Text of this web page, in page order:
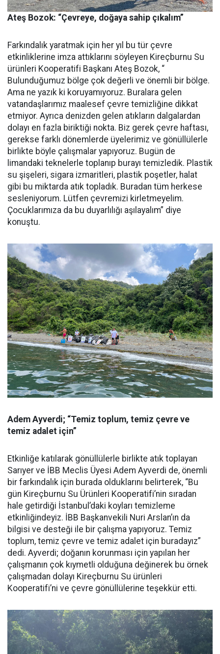
Ateş Bozok: “Çevreye, doğaya sahip çıkalım”
Farkındalık yaratmak için her yıl bu tür çevre
etkinliklerine imza attıklarını söyleyen Kireçburnu Su
ürünleri Kooperatifi Başkanı Ateş Bozok, “
Bulunduğumuz bölge çok değerli ve önemli bir bölge.
Ama ne yazık ki koruyamıyoruz. Buralara gelen
vatandaşlarımız maalesef çevre temizliğine dikkat
etmiyor. Ayrıca denizden gelen atıkların dalgalardan
dolayı en fazla biriktiği nokta. Biz gerek çevre haftası,
gerekse farklı dönemlerde üyelerimiz ve gönüllülerle
birlikte böyle çalışmalar yapıyoruz. Bugün de
limandaki teknelerle toplanıp burayı temizledik. Plastik
su şişeleri, sigara izmaritleri, plastik poşetler, halat
gibi bu miktarda atık topladık. Buradan tüm herkese
sesleniyorum. Lütfen çevremizi kirletmeyelim.
Çocuklarımıza da bu duyarlılığı aşılayalım” diye
konuştu.
Adem Ayverdi; “Temiz toplum, temiz çevre ve
temiz adalet için”
Etkinliğe katılarak gönüllülerle birlikte atık toplayan
Sarıyer ve İBB Meclis Üyesi Adem Ayverdi de, önemli
bir farkındalık için burada olduklarını belirterek, “Bu
gün Kireçburnu Su Ürünleri Kooperatifi’nin sıradan
hale getirdiği İstanbul’daki koyları temizleme
etkinliğindeyiz. İBB Başkanvekili Nuri Arslan’ın da
bilgisi ve desteği ile bir çalışma yapıyoruz. Temiz
toplum, temiz çevre ve temiz adalet için buradayız”
dedi. Ayverdi; doğanın korunması için yapılan her
çalışmanın çok kıymetli olduğuna değinerek bu örnek
çalışmadan dolayı Kireçburnu Su ürünleri
Kooperatifi’ni ve çevre gönüllülerine teşekkür etti.